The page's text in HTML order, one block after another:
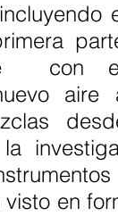
con
aire
en